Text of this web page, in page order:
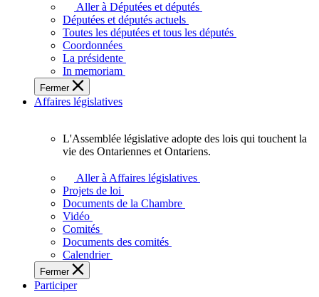
députés
vous
représentent
sein
de
l'Assemblée
législative
l'Ontario.
Aller à Députées et députés
Députées et députés actuels
Toutes les députées et tous les députés
Coordonnées
La présidente
In memoriam
Fermer
Affaires législatives
L'Assemblée
adopte
touchent
des
Ontariennes
et
L'Assemblée législative adopte des lois qui touchent la
vie des Ontariennes et Ontariens.
Aller à Affaires législatives
Projets de loi
Documents de la Chambre
Vidéo
Comités
Documents des comités
Calendrier
Fermer
Participer